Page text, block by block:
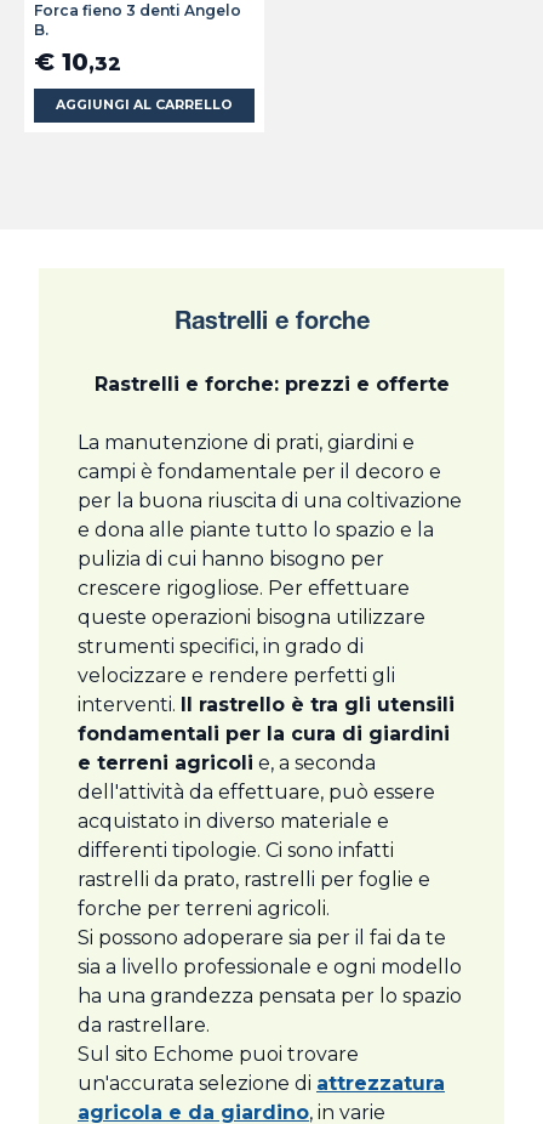
Forca fieno 3 denti Angelo
B.
€ 10,32
AGGIUNGI AL CARRELLO
Rastrelli e forche
Rastrelli e forche: prezzi e offerte
La manutenzione di prati, giardini e
campi è fondamentale per il decoro e
per la buona riuscita di una coltivazione
e dona alle piante tutto lo spazio e la
pulizia di cui hanno bisogno per
crescere rigogliose. Per effettuare
queste operazioni bisogna utilizzare
strumenti specifici, in grado di
velocizzare e rendere perfetti gli
interventi. Il rastrello è tra gli utensili
fondamentali per la cura di giardini
e terreni agricoli e, a seconda
dell'attività da effettuare, può essere
acquistato in diverso materiale e
differenti tipologie. Ci sono infatti
rastrelli da prato, rastrelli per foglie e
forche per terreni agricoli.
Si possono adoperare sia per il fai da te
sia a livello professionale e ogni modello
ha una grandezza pensata per lo spazio
da rastrellare.
Sul sito Echome puoi trovare
un'accurata selezione di attrezzatura
agricola e da giardino, in varie